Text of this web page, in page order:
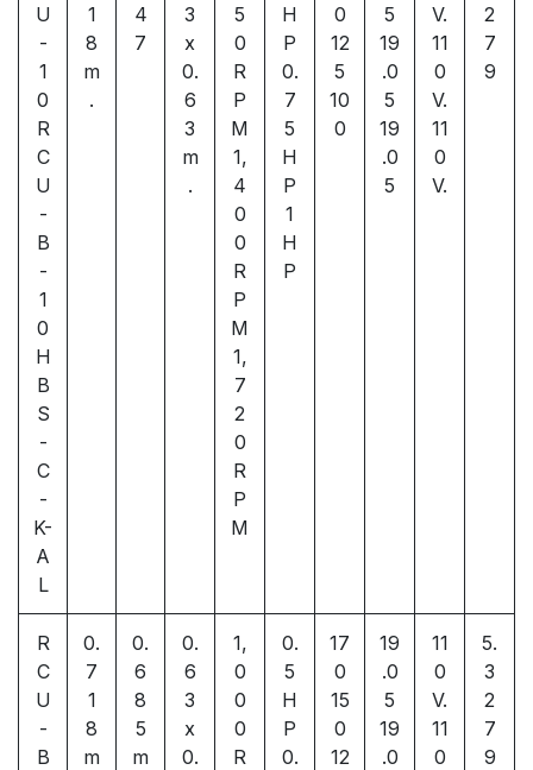
U
-
1
0
R
C
U
-
B
-
1
0
H
B
S
-
C
-
K-
A
L
1
8
m
.
4
7
3
x
0.
6
3
m
.
5
0
R
P
M
1,
4
0
0
R
P
M
1,
7
2
0
R
P
M
H
P
0.
7
5
H
P
1
H
P
0
12
5
10
0
5
19
.0
5
19
.0
5
V.
11
0
V.
11
0
V.
2
7
9
R
C
U
-
B
0.
7
1
8
m
0.
6
8
5
m
0.
6
3
x
0.
1,
0
0
0
R
0.
5
H
P
0.
17
0
15
0
12
19
.0
5
19
.0
11
0
V.
11
0
5.
3
2
7
9